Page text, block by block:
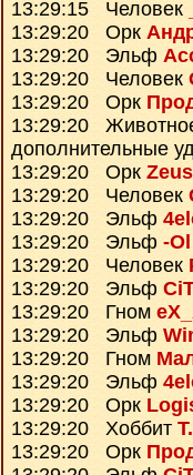
13:29:15 Человек
13:29:20 Орк
13:29:20 Эльф
13:29:20 Человек
13:29:20 Орк
13:29:20
дополнительные
13:29:20 Орк
13:29:20 Человек
13:29:20 Эльф
13:29:20 Эльф -
13:29:20 Человек
13:29:20 Эльф
13:29:20 Гном
13:29:20 Эльф
13:29:20 Гном
13:29:20 Эльф
13:29:20 Орк
13:29:20 Хоббит
13:29:20 Орк